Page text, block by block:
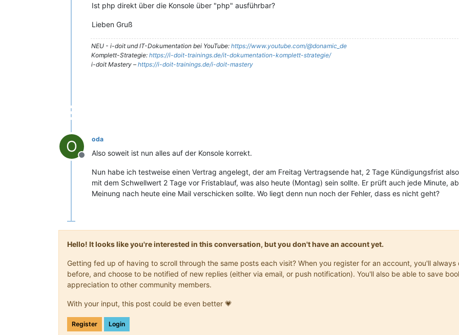
Ist php direkt über die Konsole über "php" ausführbar?
Lieben Gruß
NEU - i-doit und IT-Dokumentation bei YouTube: https://www.youtube.com/@donamic_de
Komplett-Strategie: https://i-doit-trainings.de/it-dokumentation-komplett-strategie/
i-doit Mastery – https://i-doit-trainings.de/i-doit-mastery
O
Offline
oda
Also soweit ist nun alles auf der Konsole korrekt.
Nun habe ich testweise einen Vertrag angelegt, der am Freitag Vertragsende hat, 2 Tage Kündigungsfrist
mit dem Schwellwert 2 Tage vor Fristablauf, was also heute (Montag) sein sollte. Er prüft auch jede Minute,
Meinung nach heute eine Mail verschicken sollte. Wo liegt denn nun noch der Fehler, dass es nicht geht?
Hello! It looks like you're interested in this conversation, but you don't have an account yet.
Getting fed up of having to scroll through the same posts each visit? When you register for an account, you'll
before, and choose to be notified of new replies (either via email, or push notification). You'll also be able to save
appreciation to other community members.
With your input, this post could be even better 💗
Register Login